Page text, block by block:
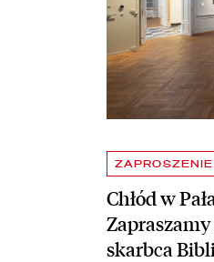
ZAPROSZENIE
Chłód w
skarbca